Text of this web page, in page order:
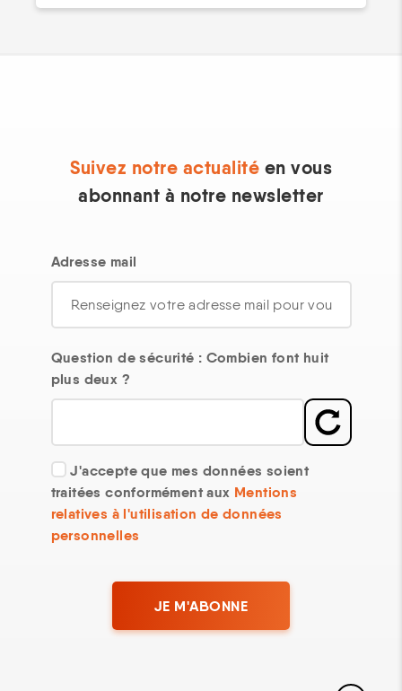
Suivez notre actualité en vous
abonnant à notre newsletter
Adresse mail
Question de sécurité : Combien font huit
plus deux ?
J'accepte que mes données soient
traitées conformément aux Mentions
relatives à l'utilisation de données
personnelles